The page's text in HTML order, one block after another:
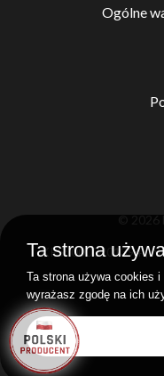
Ogólne
© 2026
KRS: 0000201394 |
Ta strona
Ta strona używa cookies
wyrażasz zgodę na ich